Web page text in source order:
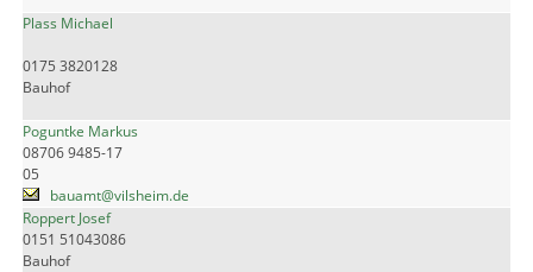
Plass Michael
0175 3820128
Bauhof
Poguntke Markus
08706 9485-17
05
bauamt@vilsheim.de
Roppert Josef
0151 51043086
Bauhof